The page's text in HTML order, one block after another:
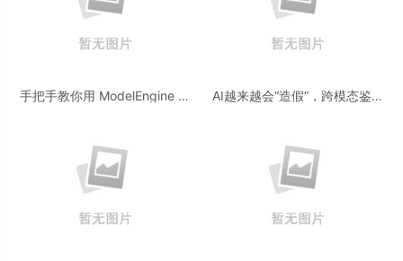
手把手教你用 ModelEngine 打
AI越来越会“造假“，跨模态鉴伪